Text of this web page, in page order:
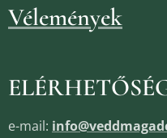
Vélemények
e-mail: